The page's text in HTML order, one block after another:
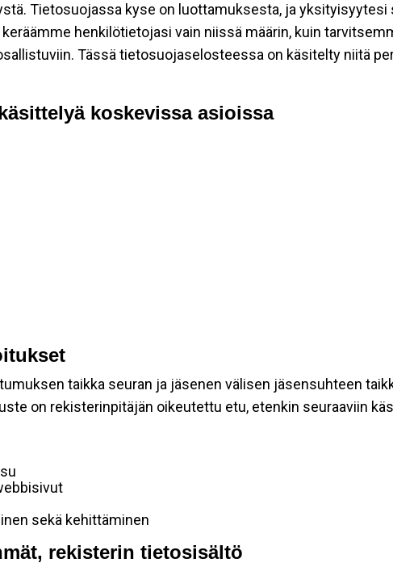
Tietosuojassa kyse on luottamuksesta, ja
henkilötietojasi vain niissä määrin, kuin
Tässä tietosuojaselosteessa on käsitelty niitä
koskevissa asioissa
taikka seuran ja jäsenen välisen jäsensuhteen
on rekisterinpitäjän oikeutettu etu, etenkin seuraaviin
sekä kehittäminen
rekisterin tietosisältö